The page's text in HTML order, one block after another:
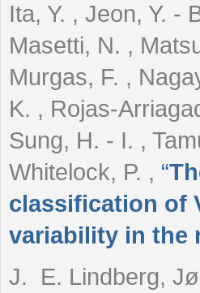
Ita, Y. , Jeon, Y.
Masetti, N. ,
Murgas, F. ,
K. , Rojas-
Sung, H. - I. ,
Whitelock, P. , “
classification of
variability in the
J. E. Lindberg,